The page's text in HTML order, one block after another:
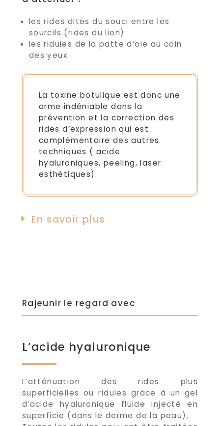
les rides dites du souci entre les
sourcils (rides du lion)
les ridules de la patte d’oie au coin
des yeux
La toxine botulique est donc une
arme indéniable dans la
prévention et la correction des
rides d’expression qui est
complémentaire des autres
techniques ( acide
hyaluroniques, peeling, laser
esthétiques).
En savoir plus
Rajeunir le regard avec
L’acide hyaluronique
L’atténuation des rides plus
superficielles ou ridules grâce à un gel
d’acide hyaluronique fluide injecté en
superficie (dans le derme de la peau).